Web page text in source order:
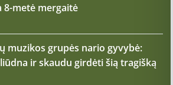
metė mergaitė
muzikos grupės nario gyvybė:
ir skaudu girdėti šią tragišką